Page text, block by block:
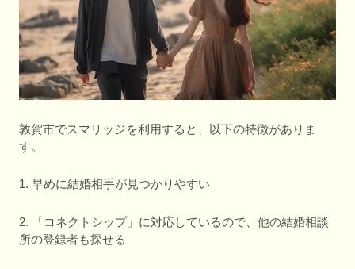
敦賀市でスマリッジを利用すると、以下の特徴がありま
す。
1. 早めに結婚相手が見つかりやすい
2. 「コネクトシップ」に対応しているので、他の結婚相談
所の登録者も探せる